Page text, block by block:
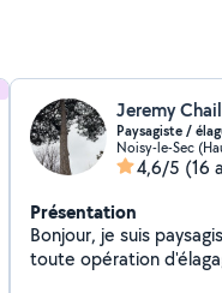
Paysagiste /
Noisy-le-Sec
4,6/5 (16
Présentation
Bonjour, je suis
toute opération